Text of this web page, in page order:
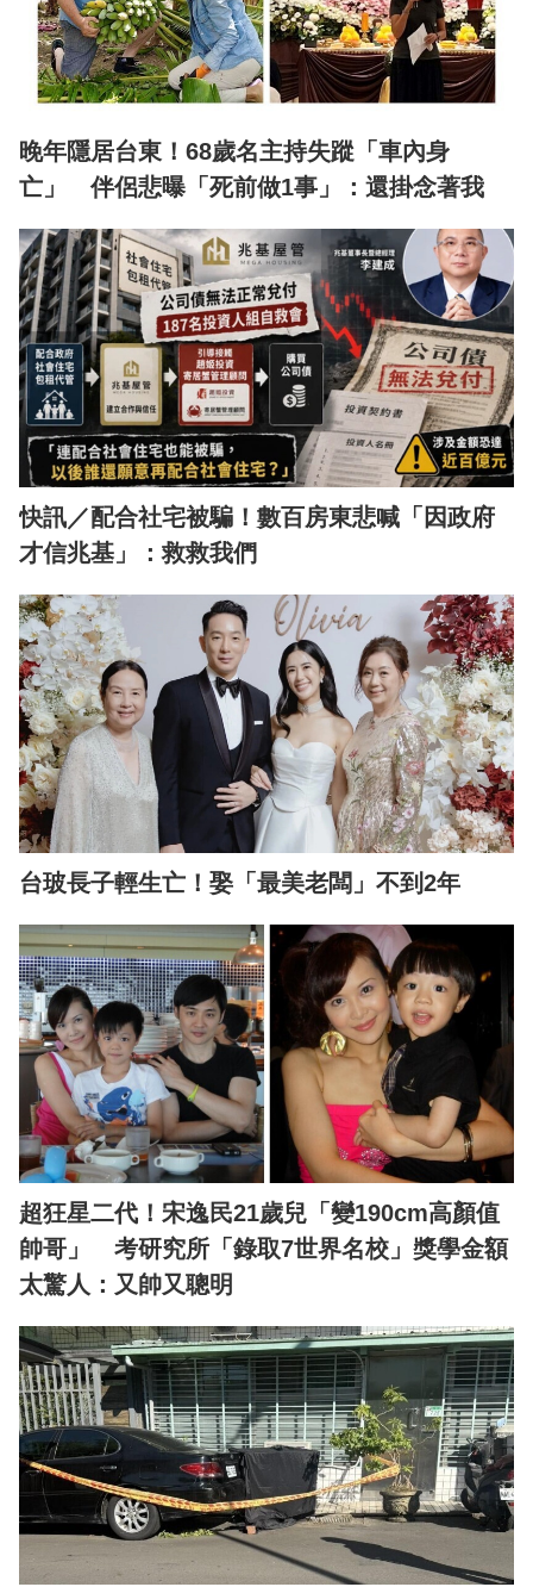
晚年隱居台東！68歲名主持失蹤「車內身
亡」 伴侶悲曝「死前做1事」：還掛念著我
快訊／配合社宅被騙！數百房東悲喊「因政府
才信兆基」：救救我們
台玻長子輕生亡！娶「最美老闆」不到2年
超狂星二代！宋逸民21歲兒「變190cm高顏值
帥哥」 考研究所「錄取7世界名校」獎學金額
太驚人：又帥又聰明